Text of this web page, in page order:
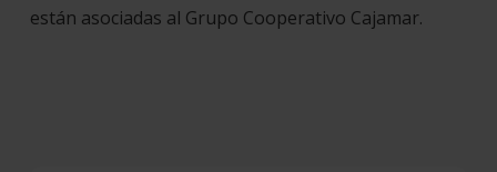
están asociadas al Grupo Cooperativo Cajamar.